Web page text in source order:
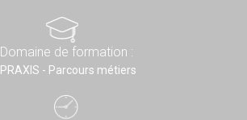
Domaine de formation :
PRAXIS - Parcours métiers